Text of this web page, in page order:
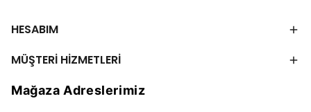
HESABIM
MÜŞTERİ HİZMETLERİ
Mağaza Adreslerimiz